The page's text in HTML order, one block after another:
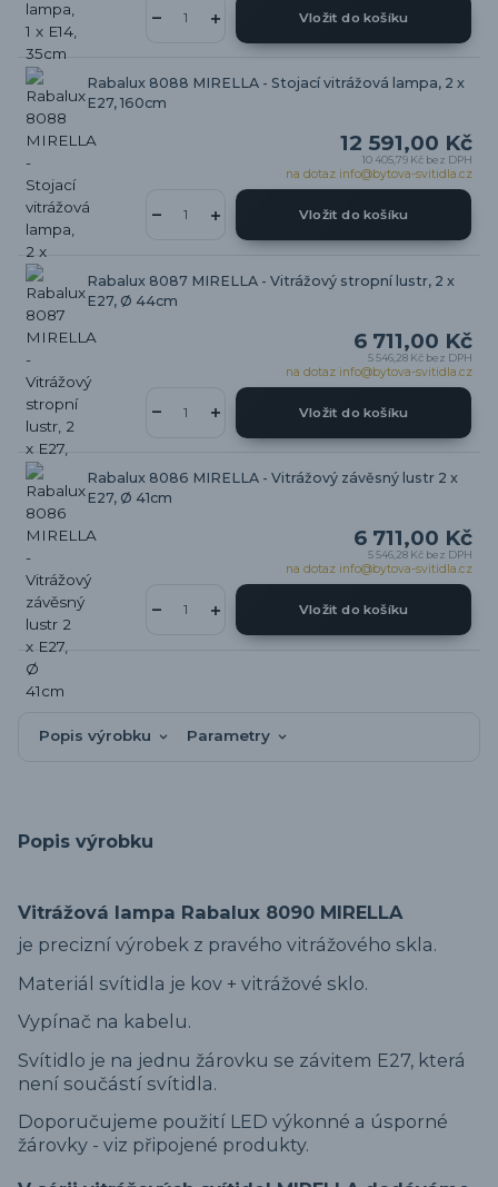
Vložit do košíku
Rabalux 8088 MIRELLA - Stojací vitrážová lampa, 2 x
E27, 160cm
12 591,00 Kč
10 405,79 Kč bez DPH
na dotaz info@bytova-svitidla.cz
Vložit do košíku
Rabalux 8087 MIRELLA - Vitrážový stropní lustr, 2 x
E27, Ø 44cm
6 711,00 Kč
5 546,28 Kč bez DPH
na dotaz info@bytova-svitidla.cz
Vložit do košíku
Rabalux 8086 MIRELLA - Vitrážový závěsný lustr 2 x
E27, Ø 41cm
6 711,00 Kč
5 546,28 Kč bez DPH
na dotaz info@bytova-svitidla.cz
Vložit do košíku
Popis výrobku Parametry
Popis výrobku
Vitrážová lampa Rabalux 8090 MIRELLA
je precizní výrobek z pravého vitrážového skla.
Materiál svítidla je kov + vitrážové sklo.
Vypínač na kabelu.
Svítidlo je na jednu žárovku se závitem E27, která
není součástí svítidla.
Doporučujeme použití LED výkonné a úsporné
žárovky - viz připojené produkty.